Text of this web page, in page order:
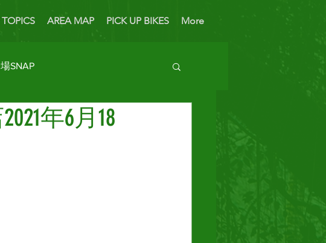
TOPICS AREA MAP PICK UP BIKES More
SNAP
Enjoy Bike
年6月18